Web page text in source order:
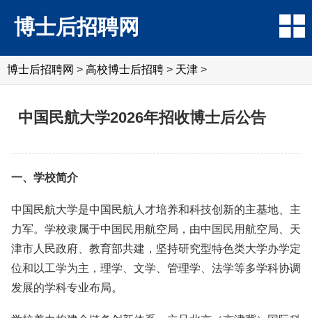
博士后招聘网
博士后招聘网 > 高校博士后招聘 > 天津 >
中国民航大学2026年招收博士后公告
一、学校简介
中国民航大学是中国民航人才培养和科技创新的主基地、主
力军。学校隶属于中国民用航空局，由中国民用航空局、天
津市人民政府、教育部共建，坚持研究型特色类大学办学定
位和以工学为主，理学、文学、管理学、法学等多学科协调
发展的学科专业布局。